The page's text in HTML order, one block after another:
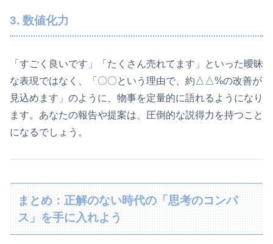
3. 数値化力
「すごく良いです」「たくさん売れてます」といった曖昧
な表現ではなく、「〇〇という理由で、約△△%の改善が
見込めます」のように、物事を定量的に語れるようになり
ます。あなたの報告や提案は、圧倒的な説得力を持つこと
になるでしょう。
まとめ：正解のない時代の「思考のコンパ
ス」を手に入れよう